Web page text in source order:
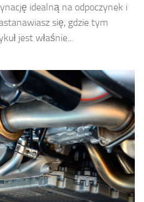
idealną na odpoczynek i
się, gdzie tym
jest właśnie...